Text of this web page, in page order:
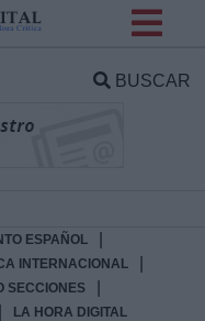
BUSCAR
ESPAÑOL
INTERNACIONAL
SECCIONES
LA HORA DIGITAL